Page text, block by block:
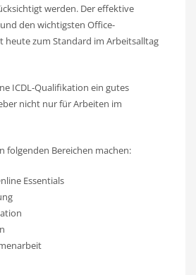
werden. Der effektive
den wichtigsten Office-
heute zum Standard im Arbeitsalltag
ICDL-Qualifikation ein gutes
nicht nur für Arbeiten im
folgenden Bereichen machen:
Essentials